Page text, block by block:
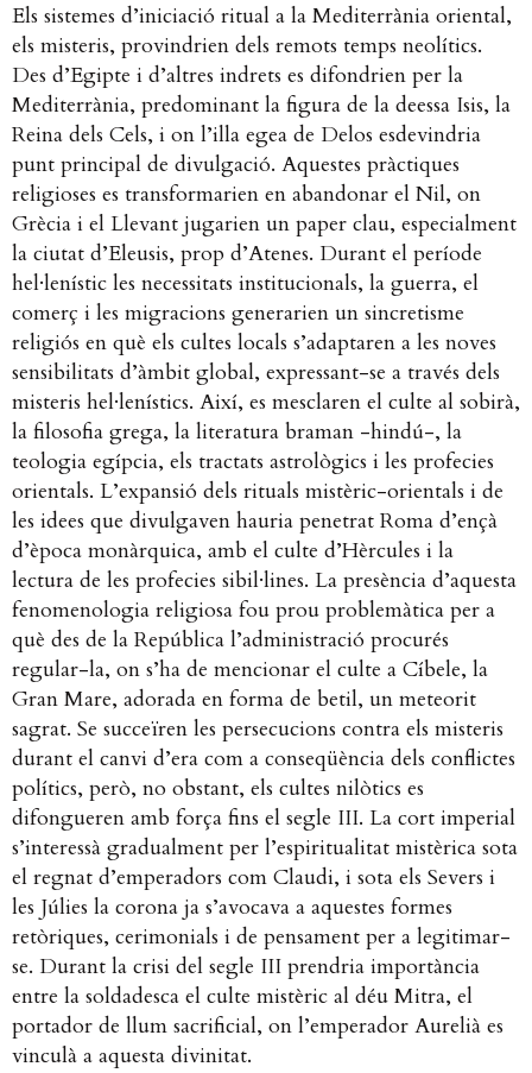
Els sistemes d’iniciació ritual a la Mediterrània oriental,
els misteris, provindrien dels remots temps neolítics.
Des d’Egipte i d’altres indrets es difondrien per la
Mediterrània, predominant la figura de la deessa Isis, la
Reina dels Cels, i on l’illa egea de Delos esdevindria
punt principal de divulgació. Aquestes pràctiques
religioses es transformarien en abandonar el Nil, on
Grècia i el Llevant jugarien un paper clau, especialment
la ciutat d’Eleusis, prop d’Atenes. Durant el període
hel·lenístic les necessitats institucionals, la guerra, el
comerç i les migracions generarien un sincretisme
religiós en què els cultes locals s’adaptaren a les noves
sensibilitats d’àmbit global, expressant-se a través dels
misteris hel·lenístics. Així, es mesclaren el culte al sobirà,
la filosofia grega, la literatura braman -hindú-, la
teologia egípcia, els tractats astrològics i les profecies
orientals. L’expansió dels rituals mistèric-orientals i de
les idees que divulgaven hauria penetrat Roma d’ençà
d’època monàrquica, amb el culte d’Hèrcules i la
lectura de les profecies sibil·lines. La presència d’aquesta
fenomenologia religiosa fou prou problemàtica per a
què des de la República l’administració procurés
regular-la, on s’ha de mencionar el culte a Cíbele, la
Gran Mare, adorada en forma de betil, un meteorit
sagrat. Se succeïren les persecucions contra els misteris
durant el canvi d’era com a conseqüència dels conflictes
polítics, però, no obstant, els cultes nilòtics es
difongueren amb força fins el segle III. La cort imperial
s’interessà gradualment per l’espiritualitat mistèrica sota
el regnat d’emperadors com Claudi, i sota els Severs i
les Júlies la corona ja s’avocava a aquestes formes
retòriques, cerimonials i de pensament per a legitimar-
se. Durant la crisi del segle III prendria importància
entre la soldadesca el culte mistèric al déu Mitra, el
portador de llum sacrificial, on l’emperador Aurelià es
vinculà a aquesta divinitat.